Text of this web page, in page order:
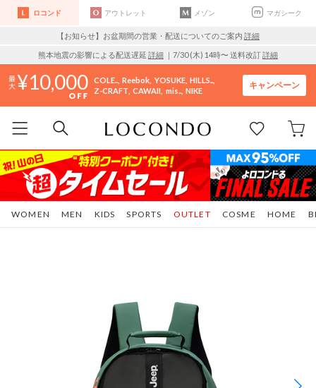
ロコンド アウトレット メゾン マガシーク
【お知らせ】お盆期間の営業・配送についてのご案内 詳細
熊本地震の影響による配送遅延 詳細 ｜7/30 (木) 14時〜 送料改訂詳細
10,000 COLE.. Reebok YOSUKE HILLS..
Z-CRAFT CAWAII mis.. NIKE
キャンペーン
WOMEN MEN KIDS SPORTS COSME HOME
OUTLET